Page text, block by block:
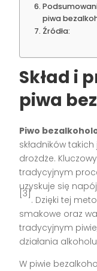
piwa
Źródła:
Skład i
piwa
Piwo
składników
drożdże.
tradycyjnym
uzyskuje się
[3]
. Dzięki tej
smakowe oraz
tradycyjnym
działania
W piwie